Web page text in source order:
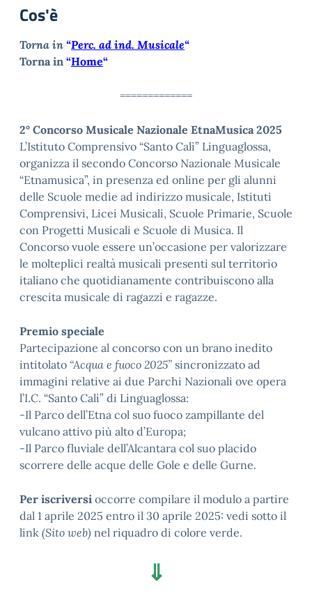
Cos'è
Torna in “Perc. ad ind. Musicale“
Torna in “Home“
=============
2° Concorso Musicale Nazionale EtnaMusica 2025
L’Istituto Comprensivo “Santo Calì” Linguaglossa,
organizza il secondo Concorso Nazionale Musicale
“Etnamusica”, in presenza ed online per gli alunni
delle Scuole medie ad indirizzo musicale, Istituti
Comprensivi, Licei Musicali, Scuole Primarie, Scuole
con Progetti Musicali e Scuole di Musica. Il
Concorso vuole essere un’occasione per valorizzare
le molteplici realtà musicali presenti sul territorio
italiano che quotidianamente contribuiscono alla
crescita musicale di ragazzi e ragazze.
Premio speciale
Partecipazione al concorso con un brano inedito
intitolato “Acqua e fuoco 2025” sincronizzato ad
immagini relative ai due Parchi Nazionali ove opera
l’I.C. “Santo Calì” di Linguaglossa:
-Il Parco dell’Etna col suo fuoco zampillante del
vulcano attivo più alto d’Europa;
-Il Parco fluviale dell’Alcantara col suo placido
scorrere delle acque delle Gole e delle Gurne.
Per iscriversi occorre compilare il modulo a partire
dal 1 aprile 2025 entro il 30 aprile 2025: vedi sotto il
link (Sito web) nel riquadro di colore verde.
⇓